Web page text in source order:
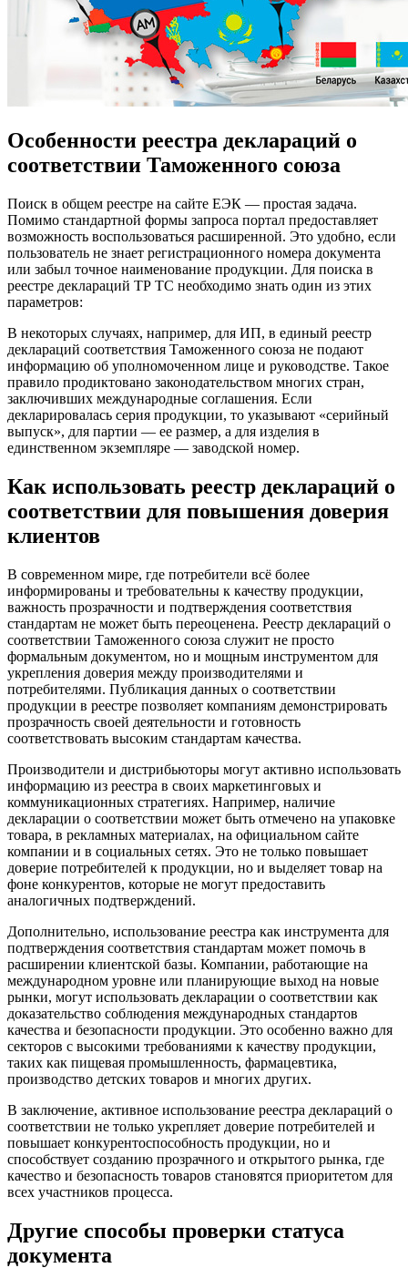
Особенности реестра деклараций о
соответствии Таможенного союза
Поиск в общем реестре на сайте ЕЭК — простая задача.
Помимо стандартной формы запроса портал предоставляет
возможность воспользоваться расширенной. Это удобно, если
пользователь не знает регистрационного номера документа
или забыл точное наименование продукции. Для поиска в
реестре деклараций ТР ТС необходимо знать один из этих
параметров:
В некоторых случаях, например, для ИП, в единый реестр
деклараций соответствия Таможенного союза не подают
информацию об уполномоченном лице и руководстве. Такое
правило продиктовано законодательством многих стран,
заключивших международные соглашения. Если
декларировалась серия продукции, то указывают «серийный
выпуск», для партии — ее размер, а для изделия в
единственном экземпляре — заводской номер.
Как использовать реестр деклараций о
соответствии для повышения доверия
клиентов
В современном мире, где потребители всё более
информированы и требовательны к качеству продукции,
важность прозрачности и подтверждения соответствия
стандартам не может быть переоценена. Реестр деклараций о
соответствии Таможенного союза служит не просто
формальным документом, но и мощным инструментом для
укрепления доверия между производителями и
потребителями. Публикация данных о соответствии
продукции в реестре позволяет компаниям демонстрировать
прозрачность своей деятельности и готовность
соответствовать высоким стандартам качества.
Производители и дистрибьюторы могут активно использовать
информацию из реестра в своих маркетинговых и
коммуникационных стратегиях. Например, наличие
декларации о соответствии может быть отмечено на упаковке
товара, в рекламных материалах, на официальном сайте
компании и в социальных сетях. Это не только повышает
доверие потребителей к продукции, но и выделяет товар на
фоне конкурентов, которые не могут предоставить
аналогичных подтверждений.
Дополнительно, использование реестра как инструмента для
подтверждения соответствия стандартам может помочь в
расширении клиентской базы. Компании, работающие на
международном уровне или планирующие выход на новые
рынки, могут использовать декларации о соответствии как
доказательство соблюдения международных стандартов
качества и безопасности продукции. Это особенно важно для
секторов с высокими требованиями к качеству продукции,
таких как пищевая промышленность, фармацевтика,
производство детских товаров и многих других.
В заключение, активное использование реестра деклараций о
соответствии не только укрепляет доверие потребителей и
повышает конкурентоспособность продукции, но и
способствует созданию прозрачного и открытого рынка, где
качество и безопасность товаров становятся приоритетом для
всех участников процесса.
Другие способы проверки статуса
документа